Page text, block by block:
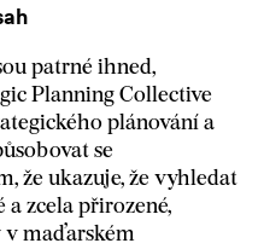
patrné ihned,
Planning Collective
plánování a
se
že ukazuje, že vyhledat
zcela přirozené,
maďarském